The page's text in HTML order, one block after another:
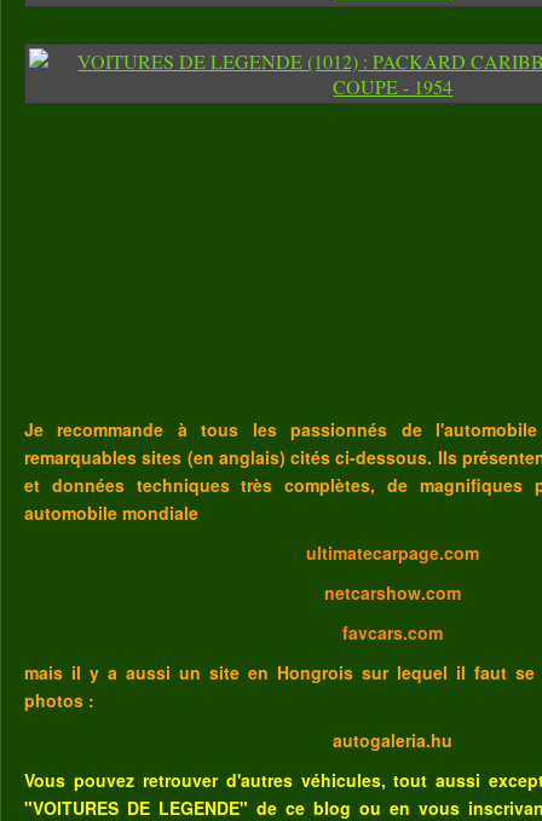
Je recommande à tous les passionnés de
remarquables sites (en anglais) cités ci-dessous. Ils
et données techniques très complètes, de magnifiques
automobile mondiale
ultimatecarpage.com
netcarshow.com
favcars.com
mais il y a aussi un site en Hongrois sur lequel il faut se
photos :
autogaleria.hu
Vous pouvez retrouver d'autres véhicules, tout aussi
"VOITURES DE LEGENDE" de ce blog ou en vous